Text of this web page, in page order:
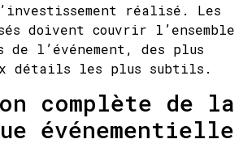
réalisé. Les
doivent couvrir l’ensemble
de l’événement, des plus
détails les plus subtils.
complète de la
événementielle